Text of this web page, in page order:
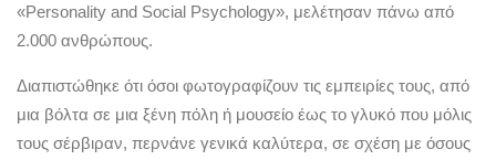
«Personality and Social Psychology», μελέτησαν πάνω από
2.000 ανθρώπους.
Διαπιστώθηκε ότι όσοι φωτογραφίζουν τις εμπειρίες τους, από
μια βόλτα σε μια ξένη πόλη ή μουσείο έως το γλυκό που μόλις
τους σέρβιραν, περνάνε γενικά καλύτερα, σε σχέση με όσους